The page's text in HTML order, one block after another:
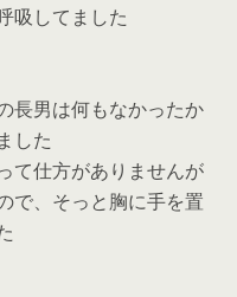
吸してました
長男は何もなかったか
した
て仕方がありませんが
で、そっと胸に手を置